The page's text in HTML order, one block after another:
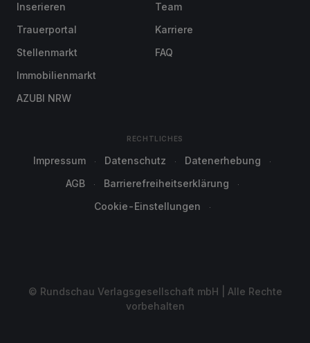
Inserieren
Trauerportal
Stellenmarkt
Immobilienmarkt
AZUBI NRW
Team
Karriere
FAQ
RECHTLICHES
Impressum Datenschutz
Datenerhebung
AGB
Barrierefreiheitserklärung
Cookie-Einstellungen
© Rundschau Verlagsgesellschaft mbH | Alle Rechte
vorbehalten